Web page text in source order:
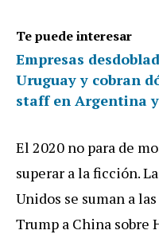
Te puede interesar
Empresas
Uruguay y cobran
staff en Argentina
El 2020 no para de
superar a la ficción.
Unidos se suman a
Trump a China sobre